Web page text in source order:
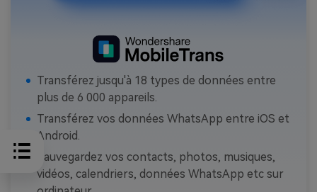
Transférez jusqu'à 18 types de données entre
plus de 6 000 appareils.
Transférez vos données WhatsApp entre iOS et
Android.
Sauvegardez vos contacts, photos, musiques,
vidéos, calendriers, données WhatsApp etc sur